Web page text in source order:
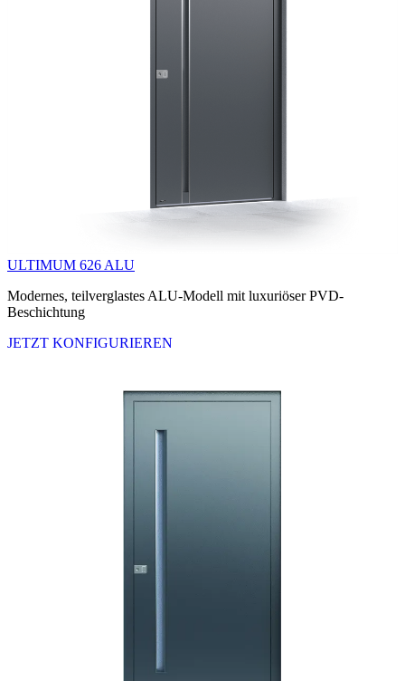
ULTIMUM 626 ALU
Modernes, teilverglastes ALU-Modell mit luxuriöser PVD-
Beschichtung
JETZT KONFIGURIEREN